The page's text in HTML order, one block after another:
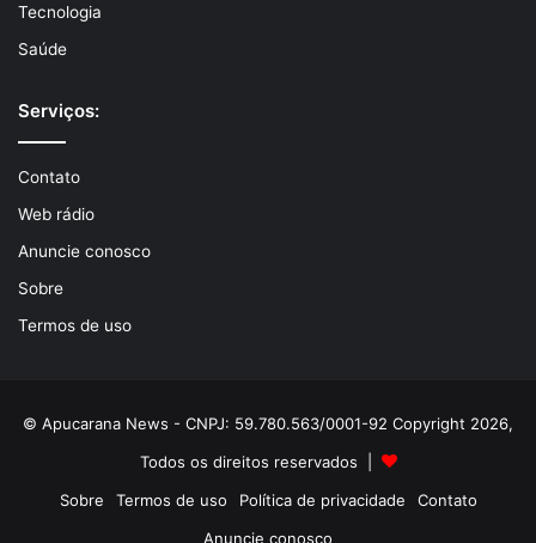
Tecnologia
Saúde
Serviços:
Contato
Web rádio
Anuncie conosco
Sobre
Termos de uso
© Apucarana News - CNPJ: 59.780.563/0001-92 Copyright 2026,
Todos os direitos reservados |
Sobre
Termos de uso Política de privacidade
Contato
Anuncie conosco